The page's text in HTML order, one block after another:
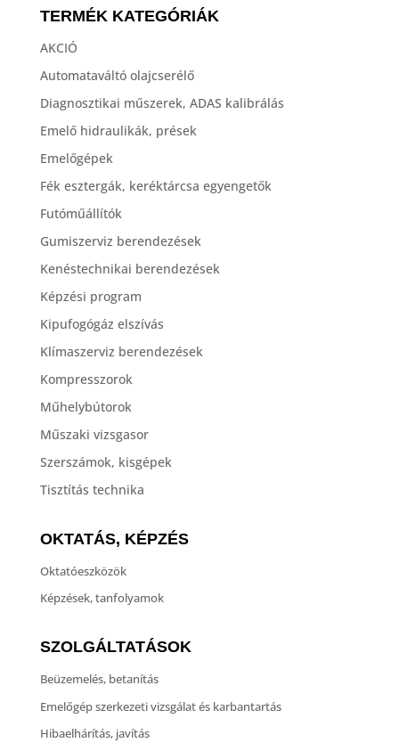
TERMÉK KATEGÓRIÁK
AKCIÓ
Automataváltó olajcserélő
Diagnosztikai műszerek, ADAS kalibrálás
Emelő hidraulikák, prések
Emelőgépek
Fék esztergák, keréktárcsa egyengetők
Futóműállítók
Gumiszerviz berendezések
Kenéstechnikai berendezések
Képzési program
Kipufogógáz elszívás
Klímaszerviz berendezések
Kompresszorok
Műhelybútorok
Műszaki vizsgasor
Szerszámok, kisgépek
Tisztítás technika
OKTATÁS, KÉPZÉS
Oktatóeszközök
Képzések, tanfolyamok
SZOLGÁLTATÁSOK
Beüzemelés, betanítás
Emelőgép szerkezeti vizsgálat és karbantartás
Hibaelhárítás, javítás